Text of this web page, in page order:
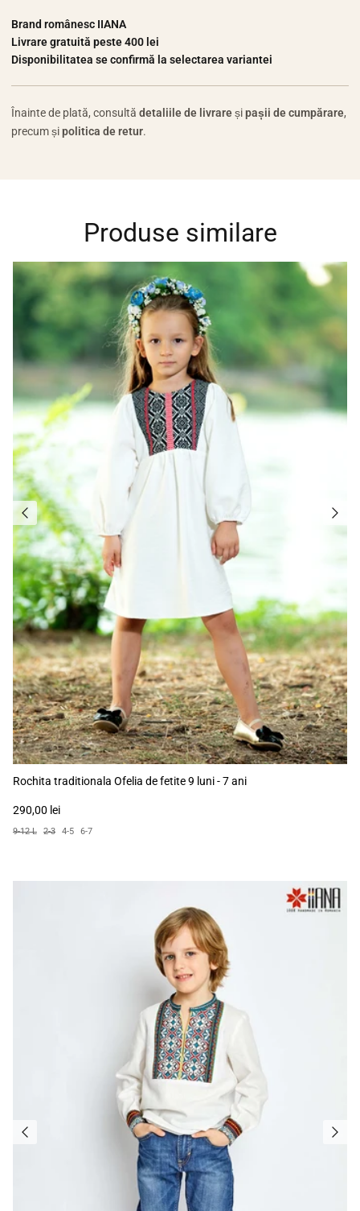
Brand românesc IIANA
Livrare gratuită peste 400 lei
Disponibilitatea se confirmă la selectarea variantei
Înainte de plată, consultă detaliile de livrare șipașii de cumpărare,
precum șipolitica de retur.
Produse similare
Rochita traditionala Ofelia de fetite 9 luni - 7 ani
290,00 lei
9-12 L 2-3 4-5 6-7